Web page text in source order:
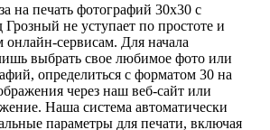
на печать фотографий 30х30 с
Грозный не уступает по простоте и
сервисам. Для начала
выбрать свое любимое фото или
определиться с форматом 30 на
через наш веб-сайт или
Наша система автоматически
параметры для печати, включая